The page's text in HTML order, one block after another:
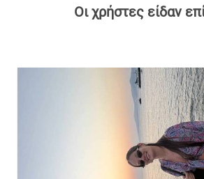
Οι χρήστες είδαν